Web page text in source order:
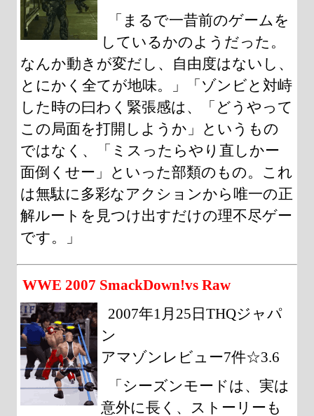
「まるで一昔前のゲームを
しているかのようだった。
なんか動きが変だし、自由度はないし、
とにかく全てが地味。」「ゾンビと対峙
した時の曰わく緊張感は、「どうやって
この局面を打開しようか」というもの
ではなく、「ミスったらやり直しかー
面倒くせー」といった部類のもの。これ
は無駄に多彩なアクションから唯一の正
解ルートを見つけ出すだけの理不尽ゲー
です。」
WWE 2007 SmackDown!vs Raw
2007年1月25日THQジャパ
ン
アマゾンレビュー7件☆3.6
「シーズンモードは、実は
意外に長く、ストーリーも